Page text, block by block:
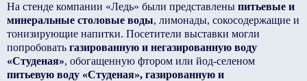
На стенде компании «Ледь» были представлены питьевые и
минеральные столовые воды, лимонады, сокосодержащие и
тонизирующие напитки. Посетители выставки могли
попробовать газированную и негазированную воду
«Студеная», обогащенную фтором или йод-селеном
питьевую воду «Студеная», газированную и